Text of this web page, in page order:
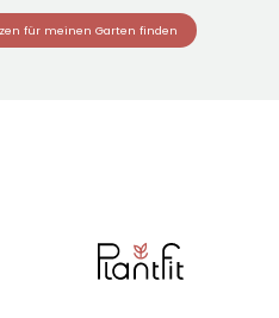
für meinen Garten finden